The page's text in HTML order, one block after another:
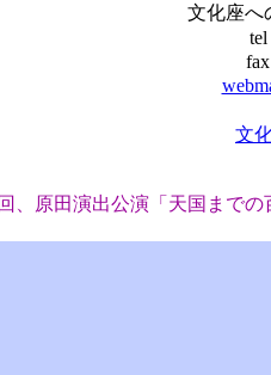
文化座へ
文
、原田演出公演「天国まで